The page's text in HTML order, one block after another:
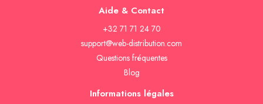
Aide & Contact
+32 71 71 24 70
support@web-distribution.com
Questions fréquentes
Blog
Informations légales